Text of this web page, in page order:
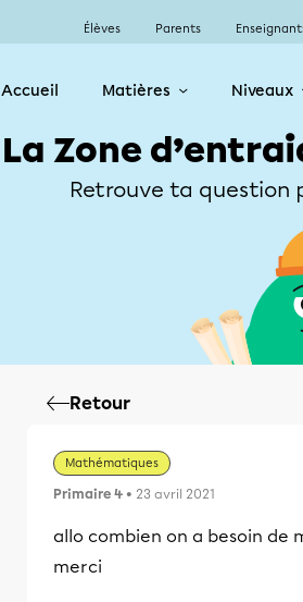
Élèves Parents
Accueil Matières Niveaux
La Zone
Retrouve ta question
Retour
Mathématiques
Primaire 4 • 23 avril 2021
allo combien on a besoin
merci